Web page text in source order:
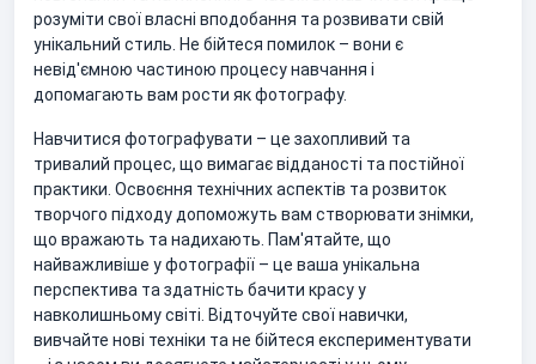
розуміти свої власні вподобання та розвивати свій
унікальний стиль. Не бійтеся помилок – вони є
невід'ємною частиною процесу навчання і
допомагають вам рости як фотографу.
Навчитися фотографувати – це захопливий та
тривалий процес, що вимагає відданості та постійної
практики. Освоєння технічних аспектів та розвиток
творчого підходу допоможуть вам створювати знімки,
що вражають та надихають. Пам'ятайте, що
найважливіше у фотографії – це ваша унікальна
перспектива та здатність бачити красу у
навколишньому світі. Відточуйте свої навички,
вивчайте нові техніки та не бійтеся експериментувати